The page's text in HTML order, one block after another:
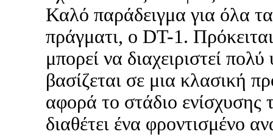
Καλό παράδειγμα για όλα
πράγματι, ο DT-1.
μπορεί να διαχειριστεί
βασίζεται σε μια κλασική
αφορά το στάδιο ενίσχυσης
διαθέτει ένα φροντισμένο